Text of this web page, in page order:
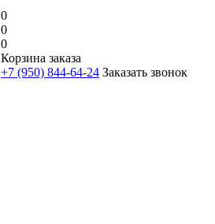
0
0
0
Корзина заказа
+7 (950) 844-64-24 Заказать звонок